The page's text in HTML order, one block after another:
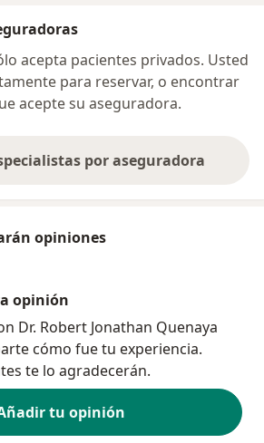
acepta pacientes privados. Usted
para reservar, o encontrar
acepte su aseguradora.
por aseguradora
opiniones
opinión
Dr. Robert Jonathan Quenaya
cómo fue tu experiencia.
te lo agradecerán.
tu opinión